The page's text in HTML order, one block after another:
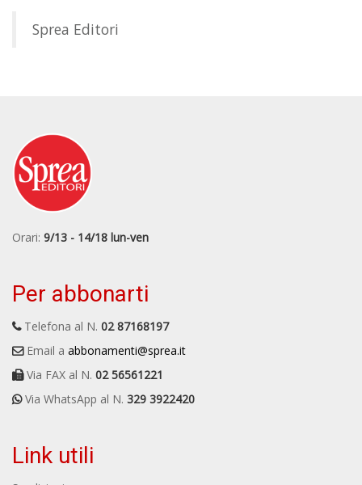
Sprea Editori
Orari: 9/13 - 14/18 lun-ven
Per abbonarti
Telefona al N. 02 87168197
Email a abbonamenti@sprea.it
Via FAX al N. 02 56561221
Via WhatsApp al N. 329 3922420
Link utili